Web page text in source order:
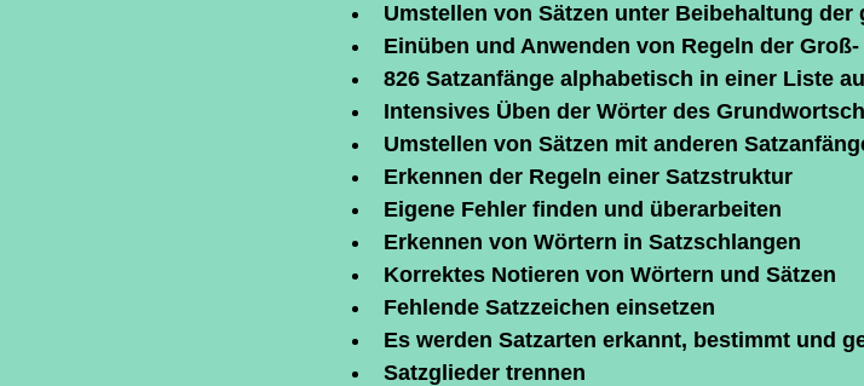
Umstellen von Sätzen unter Beibehaltung
Einüben und Anwenden von Regeln der
826 Satzanfänge alphabetisch in einer Liste
Intensives Üben der Wörter des
Umstellen von Sätzen mit anderen
Erkennen der Regeln einer Satzstruktur
Eigene Fehler finden und überarbeiten
Erkennen von Wörtern in Satzschlangen
Korrektes Notieren von Wörtern und Sätzen
Fehlende Satzzeichen einsetzen
Es werden Satzarten erkannt, bestimmt und
Satzglieder trennen